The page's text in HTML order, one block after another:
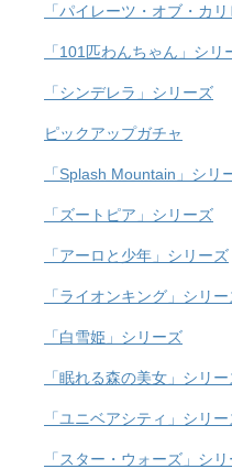
「パイレーツ・オブ・カ
「101匹わんちゃん」シリ
「シンデレラ」シリーズ
ピックアップガチャ
「Splash Mountain」シリ
「ズートピア」シリーズ
「アーロと少年」シリーズ
「ライオンキング」シリ
「白雪姫」シリーズ
「眠れる森の美女」シリ
「ユニベアシティ」シリ
「スター・ウォーズ」シ